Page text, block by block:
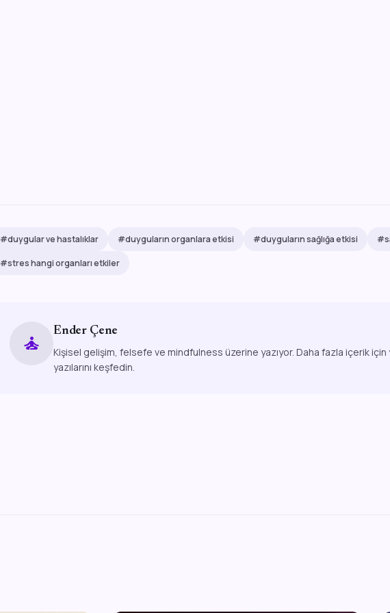
#duygular ve hastalıklar #duyguların organlara etkisi #duyguların sağlığa etkisi
#stres hangi organları etkiler
self_improvement
Ender Çene
Kişisel gelişim, felsefe ve mindfulness üzerine yazıyor. Daha fazla içerik için
yazılarını keşfedin.